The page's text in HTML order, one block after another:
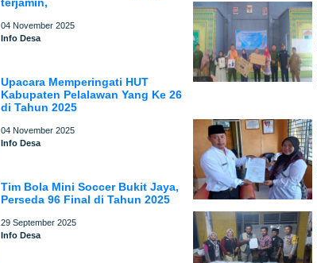
04 November 2025
Info Desa
Upacara Memperingati HUT
Kabupaten Pelalawan Yang Ke 26
di Tahun 2025
04 November 2025
Info Desa
Tim Bola Mini Soccer Bukit Jaya,
Perseda 96 Final di Tahun 2025
29 September 2025
Info Desa